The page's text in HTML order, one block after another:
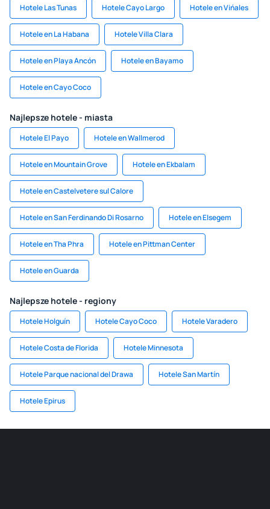
Hotele Las Tunas Hotele Cayo Largo Hotele en Vińales
Hotele en La Habana Hotele Villa Clara
Hotele en Playa Ancón Hotele en Bayamo
Hotele en Cayo Coco
Najlepsze hotele - miasta
Hotele El Payo Hotele en Wallmerod
Hotele en Mountain Grove Hotele en Ekbalam
Hotele en Castelvetere sul Calore
Hotele en San Ferdinando Di Rosarno Hotele en Elsegem
Hotele en Tha Phra Hotele en Pittman Center
Hotele en Guarda
Najlepsze hotele - regiony
Hotele Holguín Hotele Cayo Coco Hotele Varadero
Hotele Costa de Florida Hotele Minnesota
Hotele Parque nacional del Drawa Hotele San Martín
Hotele Epirus